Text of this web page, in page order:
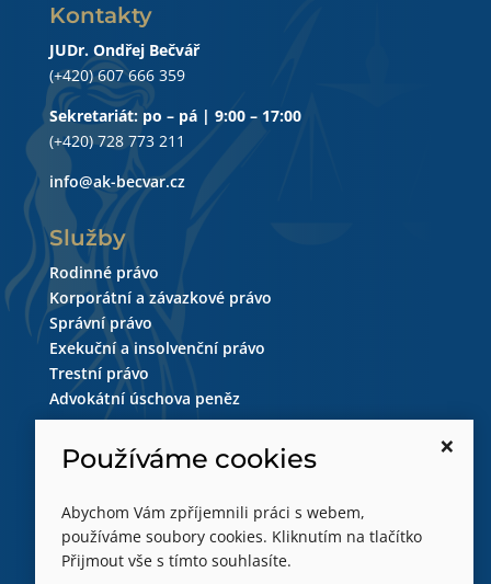
Kontakty
JUDr. Ondřej Bečvář
(+420) 607 666 359
Sekretariát: po – pá | 9:00 – 17:00
(+420) 728 773 211
info@ak-becvar.cz
Služby
Rodinné právo
Korporátní a závazkové právo
Správní právo
Exekuční a insolvenční právo
Trestní právo
Advokátní úschova peněz
Sledujte nás ×
Používáme cookies
Abychom Vám zpříjemnili práci s webem,
používáme soubory cookies. Kliknutím na tlačítko
Přijmout vše s tímto souhlasíte.